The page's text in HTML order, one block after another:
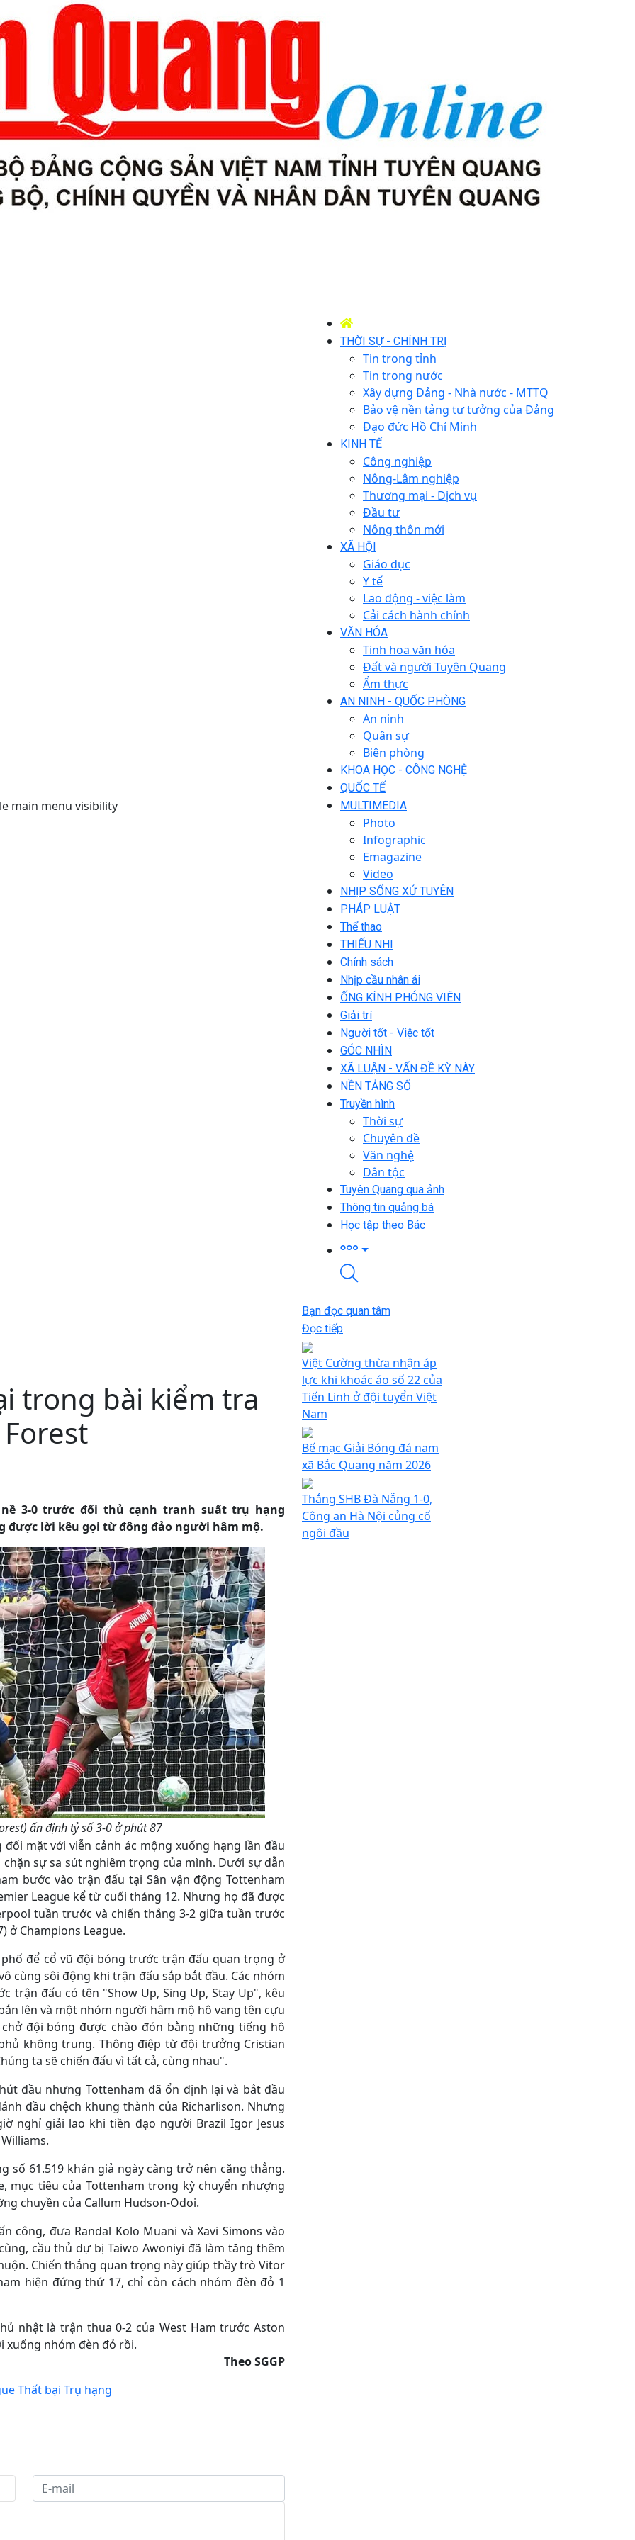
main menu visibility
THỜI SỰ - CHÍNH TRỊ
Tin trong tỉnh
Tin trong nước
Xây dựng Đảng - Nhà nước - MTTQ
Bảo vệ nền tảng tư tưởng của Đảng
Đạo đức Hồ Chí Minh
KINH TẾ
Công nghiệp
Nông-Lâm nghiệp
Thương mại - Dịch vụ
Đầu tư
Nông thôn mới
XÃ HỘI
Giáo dục
Y tế
Lao động - việc làm
Cải cách hành chính
VĂN HÓA
Tinh hoa văn hóa
Đất và người Tuyên Quang
Ẩm thực
AN NINH - QUỐC PHÒNG
An ninh
Quân sự
Biên phòng
KHOA HỌC - CÔNG NGHỆ
QUỐC TẾ
MULTIMEDIA
Photo
Infographic
Emagazine
Video
NHỊP SỐNG XỨ TUYÊN
PHÁP LUẬT
Thể thao
THIẾU NHI
Chính sách
Nhịp cầu nhân ái
ỐNG KÍNH PHÓNG VIÊN
Giải trí
Người tốt - Việc tốt
GÓC NHÌN
XÃ LUẬN - VẤN ĐỀ KỲ NÀY
NỀN TẢNG SỐ
Truyền hình
Thời sự
Chuyên đề
Văn nghệ
Dân tộc
Tuyên Quang qua ảnh
Thông tin quảng bá
Học tập theo Bác
trong bài kiểm tra
3-0 trước đối thủ cạnh tranh suất trụ hạng
lời kêu gọi từ đông đảo người hâm mộ.
ấn định tỷ số 3-0 ở phút 87
mặt với viễn cảnh ác mộng xuống hạng lần đầu
sự sa sút nghiêm trọng của mình. Dưới sự dẫn
bước vào trận đấu tại Sân vận động Tottenham
League kể từ cuối tháng 12. Nhưng họ đã được
tuần trước và chiến thắng 3-2 giữa tuần trước
ở Champions League.
để cổ vũ đội bóng trước trận đấu quan trọng ở
cùng sôi động khi trận đấu sắp bắt đầu. Các nhóm
trận đấu có tên "Show Up, Sing Up, Stay Up", kêu
lên và một nhóm người hâm mộ hô vang tên cựu
đội bóng được chào đón bằng những tiếng hô
không trung. Thông điệp từ đội trưởng Cristian
ta sẽ chiến đấu vì tất cả, cùng nhau".
đầu nhưng Tottenham đã ổn định lại và bắt đầu
đầu chệch khung thành của Richarlison. Nhưng
nghỉ giải lao khi tiền đạo người Brazil Igor Jesus
số 61.519 khán giả ngày càng trở nên căng thẳng.
mục tiêu của Tottenham trong kỳ chuyển nhượng
chuyền của Callum Hudson-Odoi.
công, đưa Randal Kolo Muani và Xavi Simons vào
cầu thủ dự bị Taiwo Awoniyi đã làm tăng thêm
Chiến thắng quan trọng này giúp thầy trò Vitor
hiện đứng thứ 17, chỉ còn cách nhóm đèn đỏ 1
nhật là trận thua 0-2 của West Ham trước Aston
xuống nhóm đèn đỏ rồi.
Theo SGGP
Thất bại Trụ hạng
Bạn đọc quan tâm
Đọc tiếp
Việt Cường thừa nhận áp
lực khi khoác áo số 22 của
Tiến Linh ở đội tuyển Việt
Nam
Bế mạc Giải Bóng đá nam
xã Bắc Quang năm 2026
Thắng SHB Đà Nẵng 1-0,
Công an Hà Nội củng cố
ngôi đầu